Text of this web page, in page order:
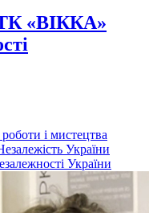
ТК «ВІККА»
і мистецтва
України
України